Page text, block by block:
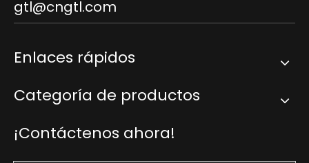
gtl@cngtl.com
Enlaces rápidos
Categoría de productos
¡Contáctenos ahora!